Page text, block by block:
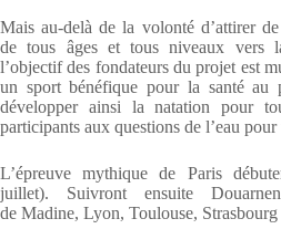
Mais au-delà de la volonté d’attirer
de tous âges et tous niveaux vers
l’objectif des fondateurs du projet est
un sport bénéfique pour la santé au
développer ainsi la natation pour
participants aux questions de l’eau
L’épreuve mythique de Paris
juillet). Suivront ensuite
de Madine, Lyon, Toulouse, Strasbourg